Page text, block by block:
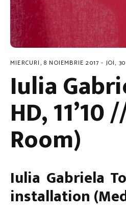
MIERCURI, 8 NOIEMBRIE 2017 - JOI,
Iulia
HD,
Room)
Iulia Gabriela
installation